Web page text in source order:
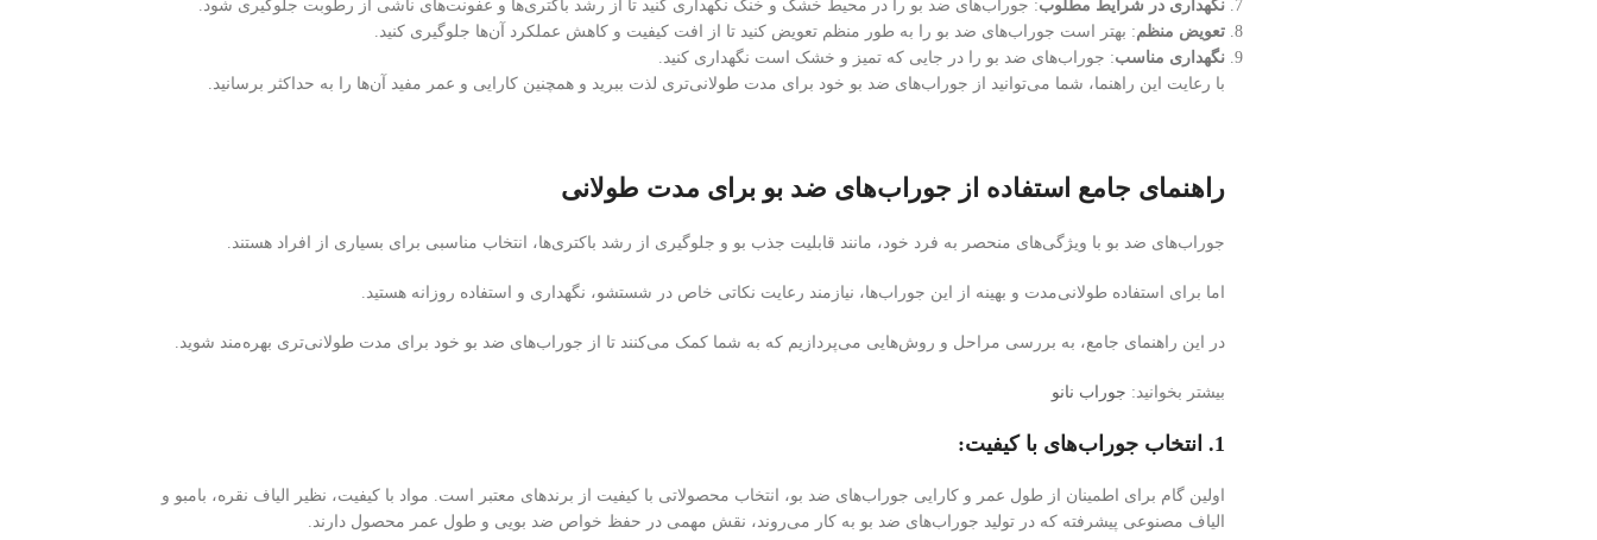
نگهداری در شرایط مطلوب: جوراب‌های ضد بو را در محیط خشک و خنک نگهداری کنید تا از رشد باکتری‌ها و عفونت‌های ناشی از رطوبت جلوگیری شود.
تعویض منظم : بهتر است جوراب‌های ضد بو را به طور منظم تعویض کنید تا از افت کیفیت و کاهش عملکرد آن‌ها جلوگیری کنید.
نگهداری مناسب: جوراب‌های ضد بو را در جایی که تمیز و خشک است نگهداری کنید.
با رعایت این راهنما، شما می‌توانید از جوراب‌های ضد بو خود برای مدت طولانی‌تری لذت ببرید و همچنین کارایی و عمر مفید آن‌ها را به حداکثر برسانید.
راهنمای جامع استفاده از جوراب‌های ضد بو برای مدت طولانی
جوراب‌های ضد بو با ویژگی‌های منحصر به فرد خود، مانند قابلیت جذب بو و جلوگیری از رشد باکتری‌ها، انتخاب مناسبی برای بسیاری از افراد هستند.
اما برای استفاده طولانی‌مدت و بهینه از این جوراب‌ها، نیازمند رعایت نکاتی خاص در شستشو، نگهداری و استفاده روزانه هستید.
در این راهنمای جامع، به بررسی مراحل و روش‌هایی می‌پردازیم که به شما کمک می‌کنند تا از جوراب‌های ضد بو خود برای مدت طولانی‌تری بهره‌مند شوید.
بیشتر بخوانید: جوراب نانو
1. انتخاب جوراب‌های با کیفیت:
اولین گام برای اطمینان از طول عمر و کارایی جوراب‌های ضد بو، انتخاب محصولاتی با کیفیت از برندهای معتبر است. مواد با کیفیت، نظیر الیاف نقره، بامبو و
الیاف مصنوعی پیشرفته که در تولید جوراب‌های ضد بو به کار می‌روند، نقش مهمی در حفظ خواص ضد بویی و طول عمر محصول دارند.